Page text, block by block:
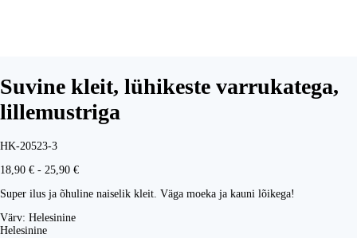
Suvine kleit, lühikeste varrukatega,
lillemustriga
HK-20523-3
18,90 € - 25,90 €
Super ilus ja õhuline naiselik kleit. Väga moeka ja kauni lõikega!
Värv: Helesinine
Helesinine